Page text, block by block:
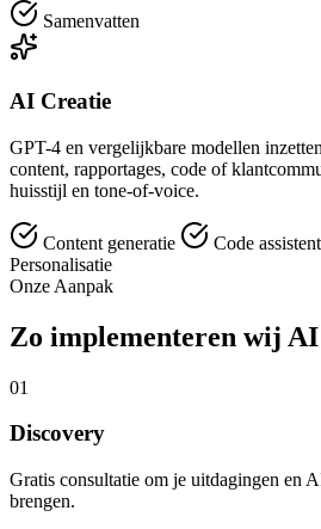
Samenvatten
AI Creatie
GPT-4 en vergelijkbare modellen
content, rapportages, code of
huisstijl en tone-of-voice.
Content generatie Code
Personalisatie
Onze Aanpak
Zo implementeren wij
01
Discovery
Gratis consultatie om je uitdagingen en
brengen.